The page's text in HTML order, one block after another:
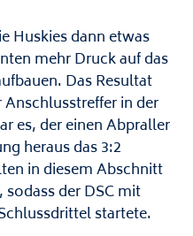
Huskies dann etwas
mehr Druck auf das
Das Resultat
in der
es, der einen Abpraller
heraus das 3:2
in diesem Abschnitt
der DSC mit
startete.